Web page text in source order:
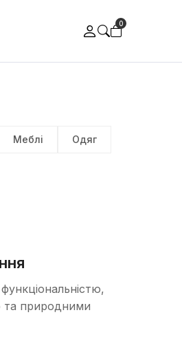
0
Меблі Одяг
та природними